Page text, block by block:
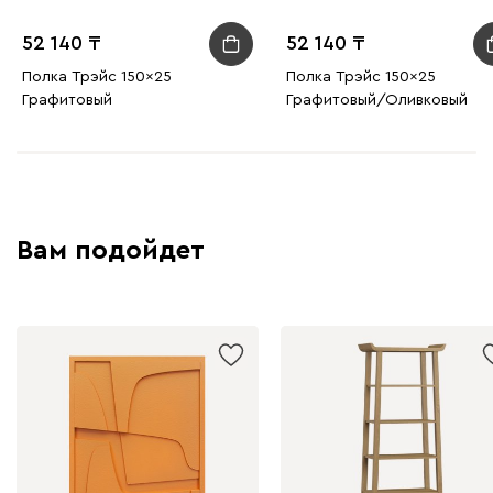
52 140
Полка Трэйс 150x25
Графитовый
52 140
Полка Трэйс 150x25
Графитовый/Оливковый
Вам подойдет